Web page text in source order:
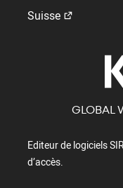
Suisse
GLOBAL
Editeur de logiciels
d’accès.